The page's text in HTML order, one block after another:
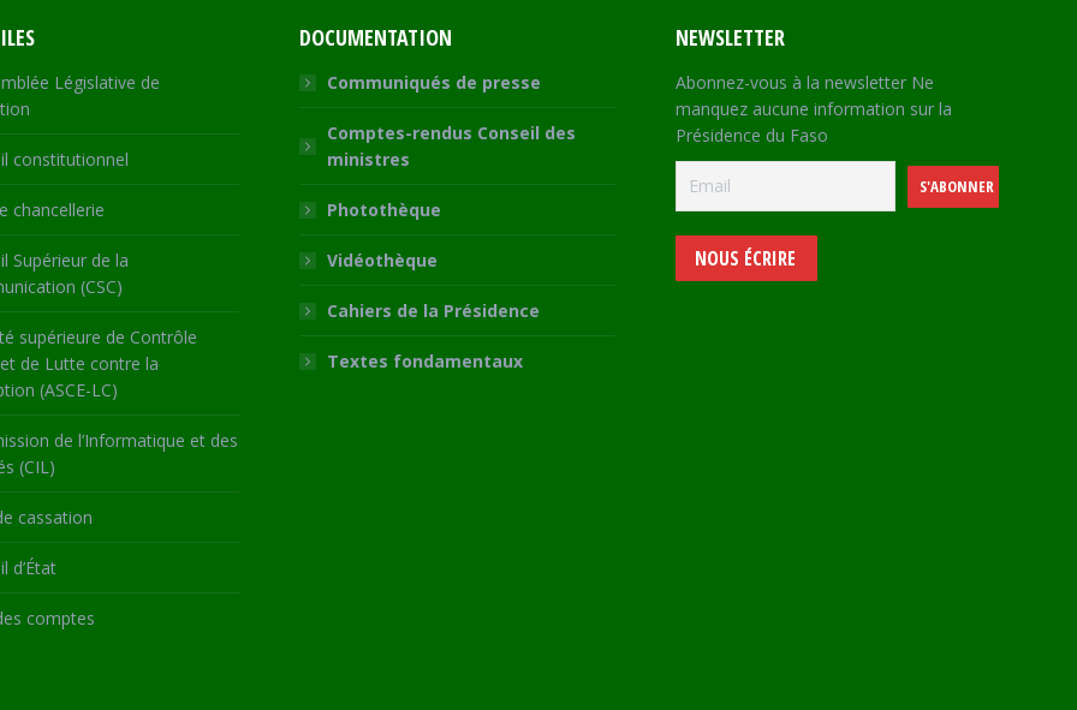
Législative de
constitutionnel
chancellerie
Supérieur de la
(CSC)
supérieure de Contrôle
et de Lutte contre la
(ASCE-LC)
de l’Informatique et des
(CIL)
cassation
d’État
comptes
DOCUMENTATION
Communiqués de presse
Comptes-rendus Conseil des
ministres
Photothèque
Vidéothèque
Cahiers de la Présidence
Textes fondamentaux
NEWSLETTER
Abonnez-vous à la newsletter Ne
manquez aucune information sur la
Présidence du Faso
NOUS ÉCRIRE